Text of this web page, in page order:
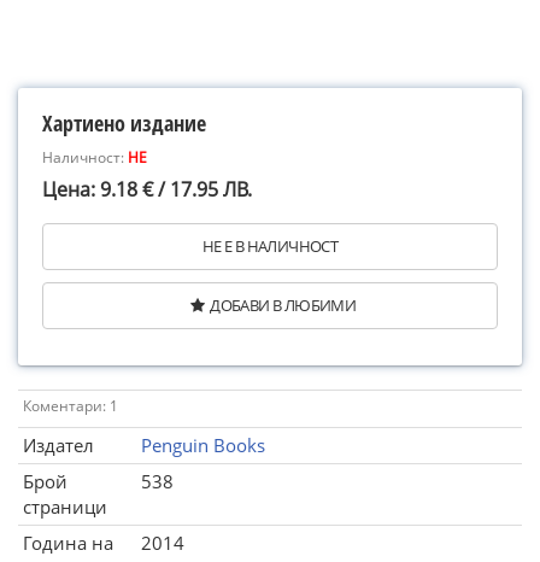
Хартиено издание
Наличност: НЕ
Цена: 9.18 € / 17.95 ЛВ.
НЕ Е В НАЛИЧНОСТ
ДОБАВИ В ЛЮБИМИ
Коментари: 1
Издател
Penguin Books
Брой
страници
538
Година на
2014